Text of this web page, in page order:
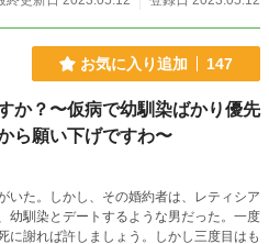
お気に入り追加 147
か？〜仮病で幼馴染ばかり優先
ら願い下げですわ〜
いた。しかし、その婚約者は、レティシア
幼馴染とデートするような男だった。一度
に謝れば許しましょう。しかし三度目はも